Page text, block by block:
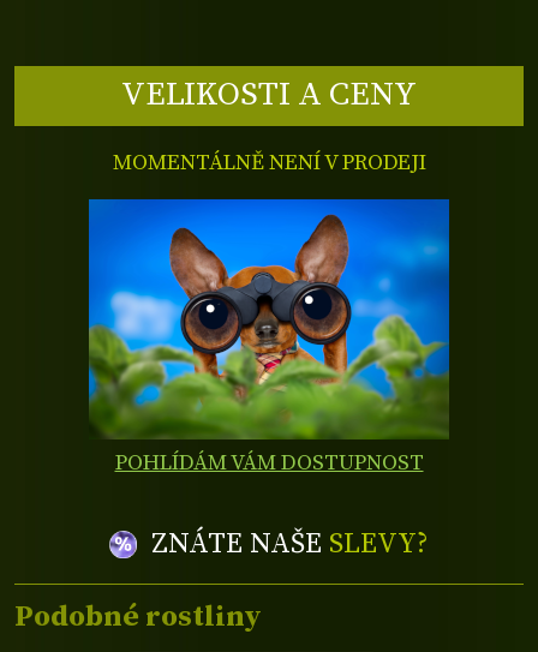
VELIKOSTI A CENY
MOMENTÁLNĚ NENÍ V PRODEJI
POHLÍDÁM VÁM DOSTUPNOST
ZNÁTE NAŠE SLEVY?
Podobné rostliny